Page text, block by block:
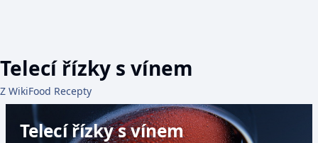
Telecí řízky s vínem
Z WikiFood Recepty
Telecí řízky s vínem